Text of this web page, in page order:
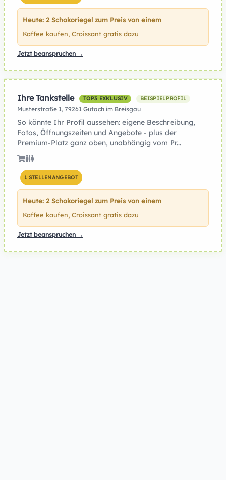
Heute: 2 Schokoriegel zum Preis von einem
Kaffee kaufen, Croissant gratis dazu
Jetzt beanspruchen →
Ihre Tankstelle TOP3 EXKLUSIV BEISPIELPROFIL
Musterstraße 1, 79261 Gutach im Breisgau
So könnte Ihr Profil aussehen: eigene Beschreibung,
Fotos, Öffnungszeiten und Angebote - plus der
Premium-Platz ganz oben, unabhängig vom Pr...
1 STELLENANGEBOT
Heute: 2 Schokoriegel zum Preis von einem
Kaffee kaufen, Croissant gratis dazu
Jetzt beanspruchen →